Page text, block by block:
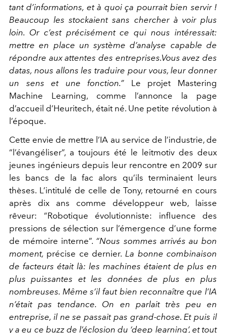
tant d’informations, et à quoi ça pourrait bien servir !
Beaucoup les stockaient sans chercher à voir plus
loin. Or c’est précisément ce qui nous intéressait:
mettre en place un système d’analyse capable de
répondre aux attentes des entreprises.Vous avez des
datas, nous allons les traduire pour vous, leur donner
un sens et une fonction.” Le projet Mastering
Machine Learning, comme l’annonce la page
d’accueil d’Heuritech, était né. Une petite révolution à
l’époque.
Cette envie de mettre l’IA au service de l’industrie, de
“l’évangéliser”, a toujours été le leitmotiv des deux
jeunes ingénieurs depuis leur rencontre en 2009 sur
les bancs de la fac alors qu’ils terminaient leurs
thèses. L’intitulé de celle de Tony, retourné en cours
après dix ans comme développeur web, laisse
rêveur: “Robotique évolutionniste: inﬂuence des
pressions de sélection sur l’émergence d’une forme
de mémoire interne”. “Nous sommes arrivés au bon
moment, précise ce dernier. La bonne combinaison
de facteurs était là: les machines étaient de plus en
plus puissantes et les données de plus en plus
nombreuses. Même s’il faut bien reconnaître que l’IA
n’était pas tendance. On en parlait très peu en
entreprise, il ne se passait pas grand-chose. Et puis il
y a eu ce buzz de l’éclosion du ‘deep learning’, et tout